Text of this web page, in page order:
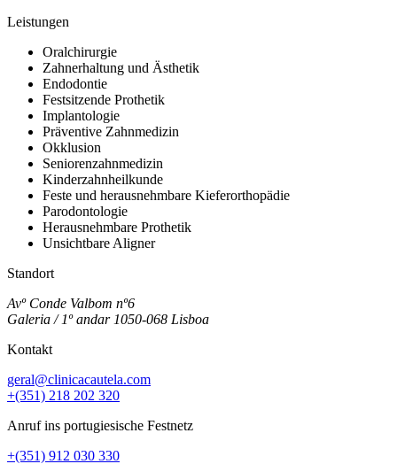
Leistungen
Oralchirurgie
Zahnerhaltung und Ästhetik
Endodontie
Festsitzende Prothetik
Implantologie
Präventive Zahnmedizin
Okklusion
Seniorenzahnmedizin
Kinderzahnheilkunde
Feste und herausnehmbare Kieferorthopädie
Parodontologie
Herausnehmbare Prothetik
Unsichtbare Aligner
Standort
Avº Conde Valbom nº6
Galeria / 1º andar 1050-068 Lisboa
Kontakt
geral@clinicacautela.com
+(351) 218 202 320
Anruf ins portugiesische Festnetz
+(351) 912 030 330